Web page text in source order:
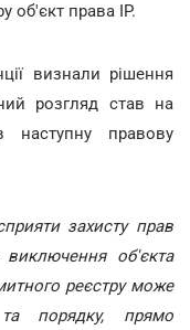
об'єкт права ІР.
визнали рішення
розгляд став на
наступну правову
захисту прав
виключення об'єкта
реєстру може
порядку, прямо